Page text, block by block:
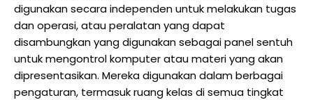
digunakan secara independen untuk melakukan tugas
dan operasi, atau peralatan yang dapat
disambungkan yang digunakan sebagai panel sentuh
untuk mengontrol komputer atau materi yang akan
dipresentasikan. Mereka digunakan dalam berbagai
pengaturan, termasuk ruang kelas di semua tingkat